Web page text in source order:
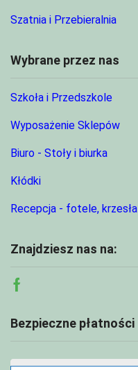
Szatnia i Przebieralnia
Wybrane przez nas
Szkoła i Przedszkole
Wyposażenie Sklepów
Biuro - Stoły i biurka
Kłódki
Recepcja - fotele, krzesła
Znajdziesz nas na:
Facebook
Bezpieczne płatności